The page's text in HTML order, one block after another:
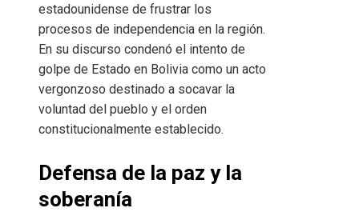
estadounidense de frustrar los
procesos de independencia en la región.
En su discurso condenó el intento de
golpe de Estado en Bolivia como un acto
vergonzoso destinado a socavar la
voluntad del pueblo y el orden
constitucionalmente establecido.
Defensa de la paz y la
soberanía